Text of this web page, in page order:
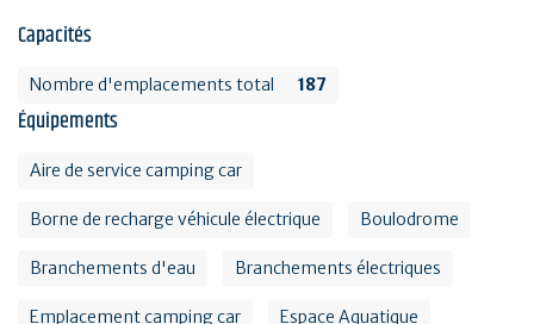
Capacités
Nombre d'emplacements total 187
Équipements
Aire de service camping car
Borne de recharge véhicule électrique Boulodrome
Branchements d'eau Branchements électriques
Emplacement camping car Espace Aquatique